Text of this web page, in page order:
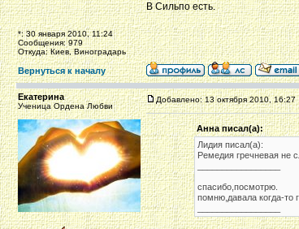
*: 30 января 2010, 11:24
Сообщения: 979
Откуда: Киев, Виноградарь
В Сильпо есть.
Вернуться к началу
Екатерина
Ученица Ордена Любви
Добавлено: 13 октября 2010, 16:27
Анна писал(а):
Лидия писал(а):
Ремедия гречневая не
спасибо,посмотрю.
помню,давала когда-то